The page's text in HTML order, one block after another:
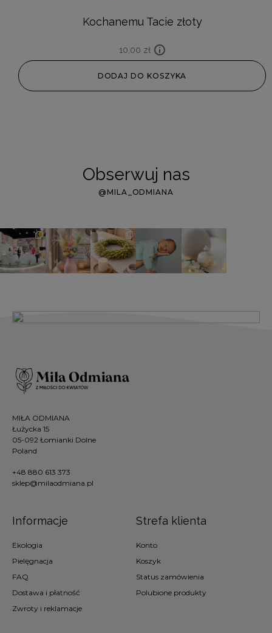
Kochanemu Tacie złoty
10,00 zł
DODAJ DO KOSZYKA
Obserwuj nas
@MILA_ODMIANA
MIŁA ODMIANA
Łużycka 15
05-092 Łomianki Dolne
Poland
+48 880 613 373
sklep@milaodmiana.pl
Informacje
Ekologia
Pielęgnacja
FAQ
Dostawa i płatność
Zwroty i reklamacje
Strefa klienta
Konto
Koszyk
Status zamówienia
Polubione produkty